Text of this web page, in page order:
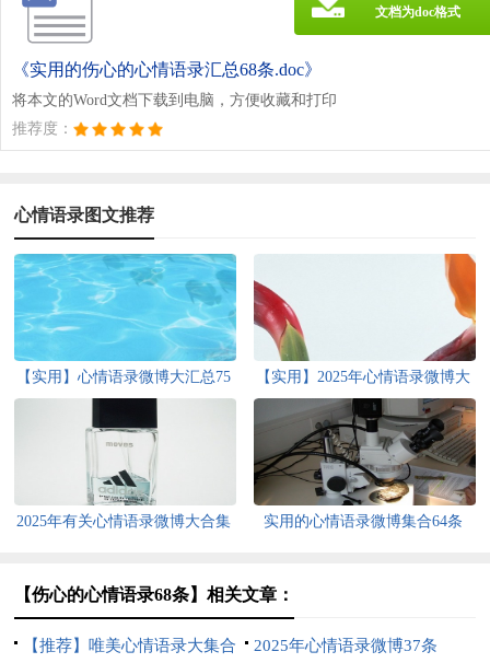
《实用的伤心的心情语录汇总68条.doc》
将本文的Word文档下载到电脑，方便收藏和打印
推荐度：
文档为doc格式
心情语录图文推荐
【实用】心情语录微博大汇总75
【实用】2025年心情语录微博大
集合84句
2025年有关心情语录微博大合集
实用的心情语录微博集合64条
【伤心的心情语录68条】相关文章：
【推荐】唯美心情语录大集合 2025年心情语录微博37条